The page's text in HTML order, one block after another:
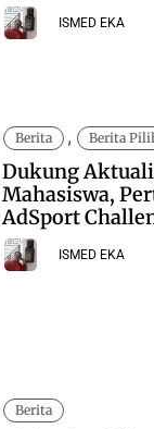
ISMED EKA
Berita , Berita
Dukung
Mahasiswa,
AdSport
ISMED EKA
Berita